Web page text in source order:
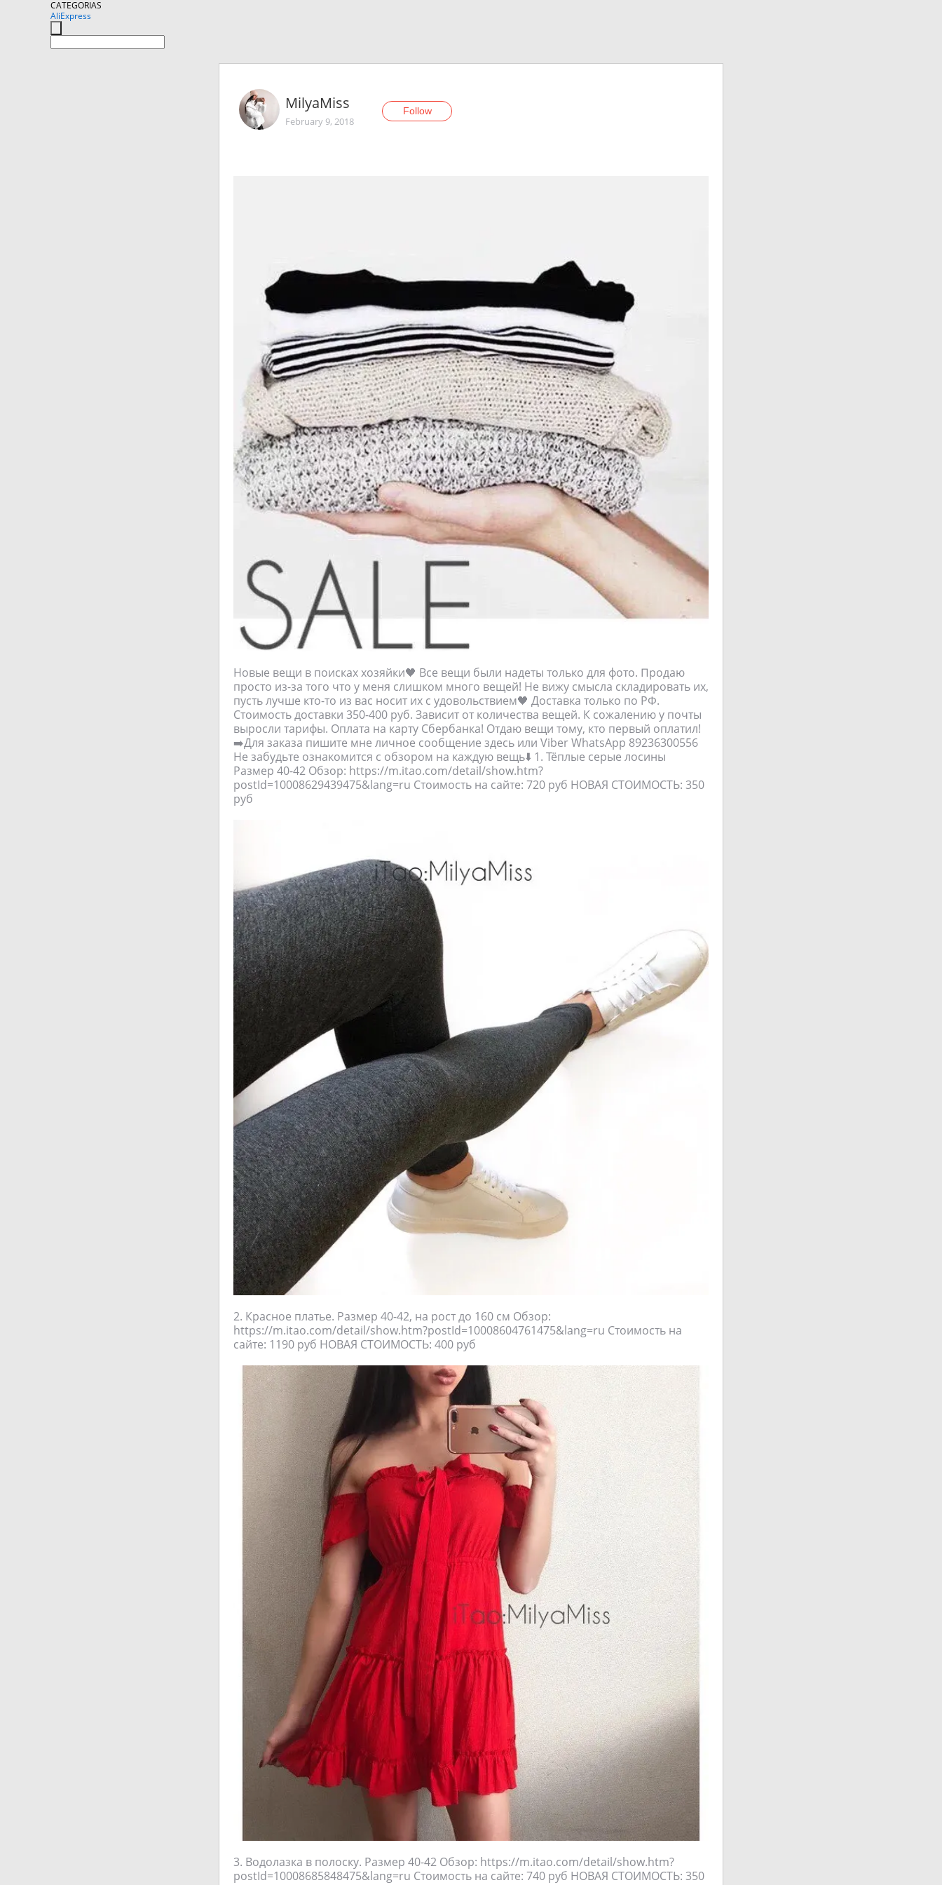
CATEGORIAS
AliExpress
MilyaMiss
February 9, 2018
Follow
Новые вещи в поисках хозяйки🖤 Все вещи были надеты только для фото. Продаю
просто из-за того что у меня слишком много вещей! Не вижу смысла складировать их,
пусть лучше кто-то из вас носит их с удовольствием🖤 Доставка только по РФ.
Стоимость доставки 350-400 руб. Зависит от количества вещей. К сожалению у почты
выросли тарифы. Оплата на карту Сбербанка! Отдаю вещи тому, кто первый оплатил!
➡️Для заказа пишите мне личное сообщение здесь или Viber WhatsApp 89236300556
Не забудьте ознакомится с обзором на каждую вещь⬇️ 1. Тёплые серые лосины
Размер 40-42 Обзор: https://m.itao.com/detail/show.htm?
postId=10008629439475&lang=ru Стоимость на сайте: 720 руб НОВАЯ СТОИМОСТЬ: 350
руб
2. Красное платье. Размер 40-42, на рост до 160 см Обзор:
https://m.itao.com/detail/show.htm?postId=10008604761475&lang=ru Стоимость на
сайте: 1190 руб НОВАЯ СТОИМОСТЬ: 400 руб
3. Водолазка в полоску. Размер 40-42 Обзор: https://m.itao.com/detail/show.htm?
postId=10008685848475&lang=ru Стоимость на сайте: 740 руб НОВАЯ СТОИМОСТЬ: 350